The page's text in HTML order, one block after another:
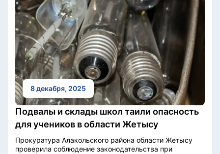
8 декабря, 2025
Подвалы и склады школ таили опасность
для учеников в области Жетысу
Прокуратура Алакольского района области Жетысу
проверила соблюдение законодательства при